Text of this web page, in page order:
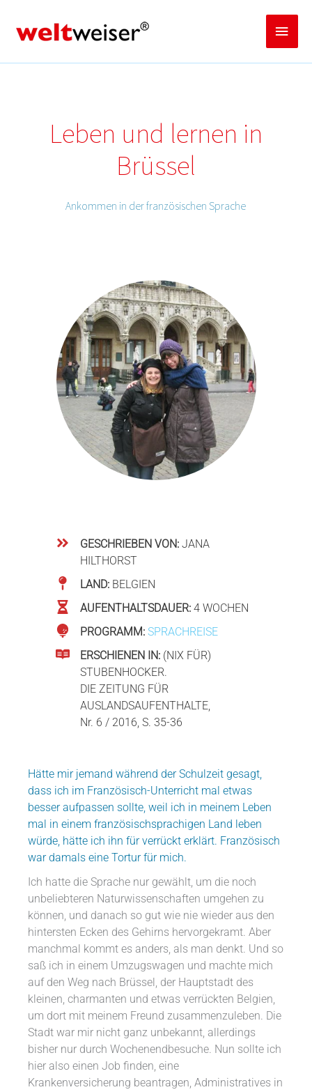
springen
Leben und lernen in
Brüssel
Ankommen in der französischen Sprache
GESCHRIEBEN VON:JANA
HILTHORST
LAND: BELGIEN
AUFENTHALTSDAUER: 4 WOCHEN
PROGRAMM: SPRACHREISE
ERSCHIENEN IN: (NIX FÜR)
STUBENHOCKER.
DIE ZEITUNG FÜR
AUSLANDSAUFENTHALTE,
Nr. 6 / 2016, S. 35-36
Hätte mir jemand während der Schulzeit gesagt,
dass ich im Französisch-Unterricht mal etwas
besser aufpassen sollte, weil ich in meinem Leben
mal in einem französischsprachigen Land leben
würde, hätte ich ihn für verrückt erklärt. Französisch
war damals eine Tortur für mich.
Ich hatte die Sprache nur gewählt, um die noch
unbeliebteren Naturwissenschaften umgehen zu
können, und danach so gut wie nie wieder aus den
hintersten Ecken des Gehirns hervorgekramt. Aber
manchmal kommt es anders, als man denkt. Und so
saß ich in einem Umzugswagen und machte mich
auf den Weg nach Brüssel, der Hauptstadt des
kleinen, charmanten und etwas verrückten Belgien,
um dort mit meinem Freund zusammenzuleben. Die
Stadt war mir nicht ganz unbekannt, allerdings
bisher nur durch Wochenendbesuche. Nun sollte ich
hier also einen Job finden, eine
Krankenversicherung beantragen, Administratives in